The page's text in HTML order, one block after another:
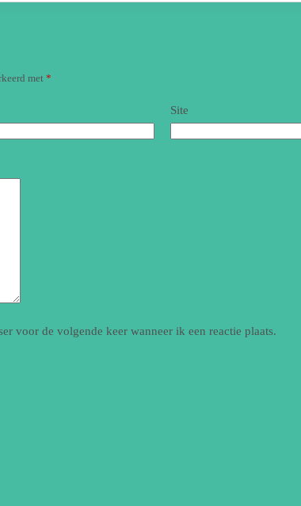
met *
Site
voor de volgende keer wanneer ik een reactie plaats.